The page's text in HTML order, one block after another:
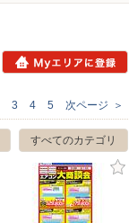
3 4 5 次ページ ＞
すべてのカテゴリ